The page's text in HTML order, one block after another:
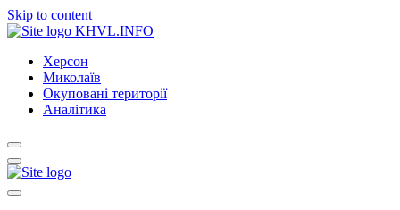
Skip to content
KHVL.INFO
Херсон
Миколаїв
Окуповані території
Аналітика